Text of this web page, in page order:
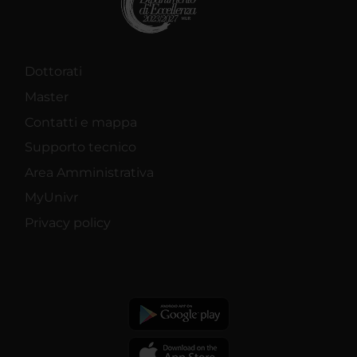
Dottorati
Master
Contatti e mappa
Supporto tecnico
Area Amministrativa
MyUnivr
Privacy policy